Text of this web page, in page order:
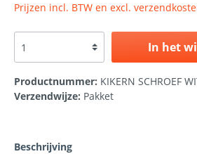
Prijzen incl. BTW en excl.
In het
Productnummer: KIKERN SCHROEF
Verzendwijze: Pakket
Beschrijving